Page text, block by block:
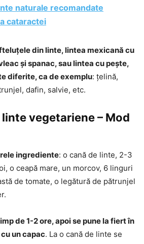
naturale recomandate
cataractei
din linte, lintea mexicană cu
și spanac, sau lintea cu pește,
diferite, ca de exemplu: țelină,
dafin, salvie, etc.
vegetariene – Mod
ingrediente: o cană de linte, 2-3
o ceapă mare, un morcov, 6 linguri
de tomate, o legătură de pătrunjel
de 1-2 ore, apoi se pune la fiert în
un capac. La o cană de linte se